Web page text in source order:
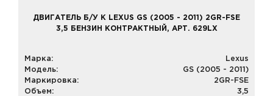
ДВИГАТЕЛЬ Б/У К LEXUS GS (2005 - 2011) 2GR-FSE
3,5 БЕНЗИН КОНТРАКТНЫЙ, АРТ. 629LX
Марка:
Lexus
Модель:
GS (2005 - 2011)
Маркировка:
2GR-FSE
Объем:
3,5